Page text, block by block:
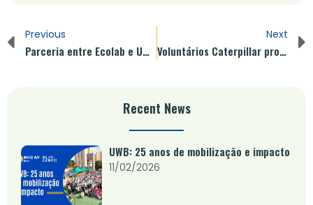
Previous
Parceria entre Ecolab e UWB: crianças com mãos sempre limpas
Next
Voluntários Caterpillar proporcionam um novo espaço para crianças
Recent News
UWB: 25 anos de mobilização e impacto
11/02/2026